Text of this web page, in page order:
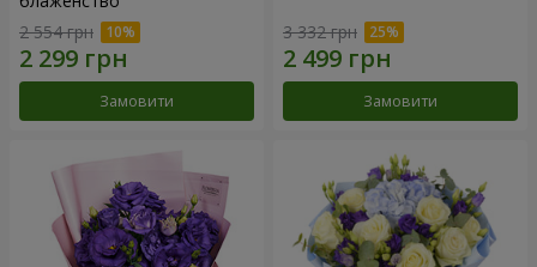
2 554 грн
Замовити
3 332 грн
Замовити